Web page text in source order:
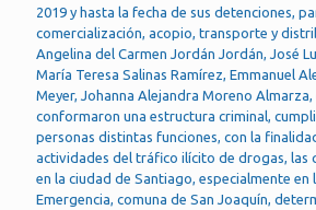
2019 y hasta la fecha de sus detenciones,
comercialización, acopio, transporte y
Angelina del Carmen Jordán Jordán, José
María Teresa Salinas Ramírez, Emmanuel
Meyer, Johanna Alejandra Moreno
conformaron una estructura criminal,
personas distintas funciones, con la
actividades del tráfico ilícito de drogas, las
en la ciudad de Santiago, especialmente en
Emergencia, comuna de San Joaquín,